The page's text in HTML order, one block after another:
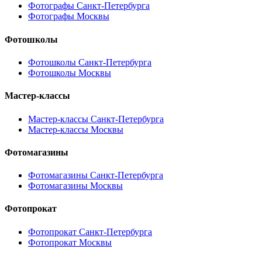
Фотографы Санкт-Петербурга
Фотографы Москвы
Фотошколы
Фотошколы Санкт-Петербурга
Фотошколы Москвы
Мастер-классы
Мастер-классы Санкт-Петербурга
Мастер-классы Москвы
Фотомагазины
Фотомагазины Санкт-Петербурга
Фотомагазины Москвы
Фотопрокат
Фотопрокат Санкт-Петербурга
Фотопрокат Москвы